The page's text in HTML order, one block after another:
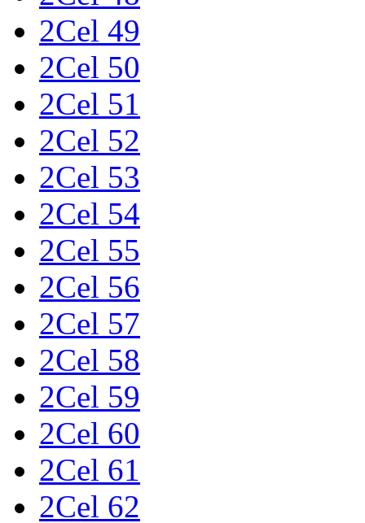
2Cel 49
2Cel 50
2Cel 51
2Cel 52
2Cel 53
2Cel 54
2Cel 55
2Cel 56
2Cel 57
2Cel 58
2Cel 59
2Cel 60
2Cel 61
2Cel 62